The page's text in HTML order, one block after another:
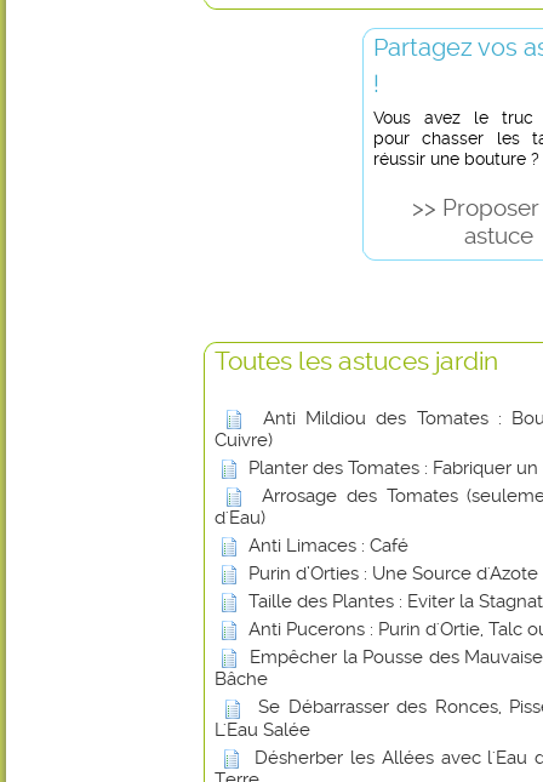
Partagez vos
!
Vous avez le truc
pour chasser les
réussir une bouture ?
>>
astuce
Toutes les astuces jardin
Anti Mildiou des Tomates :
Cuivre)
Planter des Tomates : Fabriquer
Arrosage des Tomates
d'Eau)
Anti Limaces : Café
Purin d’Orties : Une Source
Taille des Plantes : Eviter la
Anti Pucerons : Purin d'Ortie, Talc
Empêcher la Pousse des
Bâche
Se Débarrasser des Ronces,
L'Eau Salée
Désherber les Allées avec l'Eau